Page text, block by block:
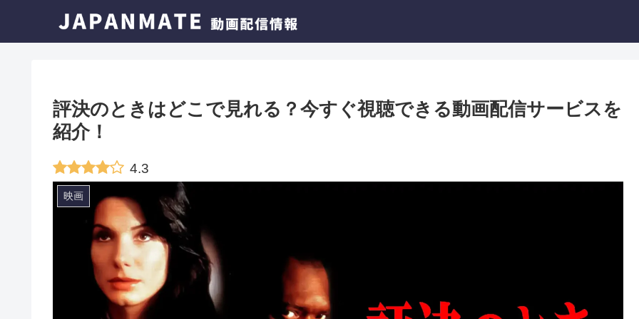
評決のときはどこで見れる？今すぐ視聴できる動画配信サービスを
紹介！
4.3
映画